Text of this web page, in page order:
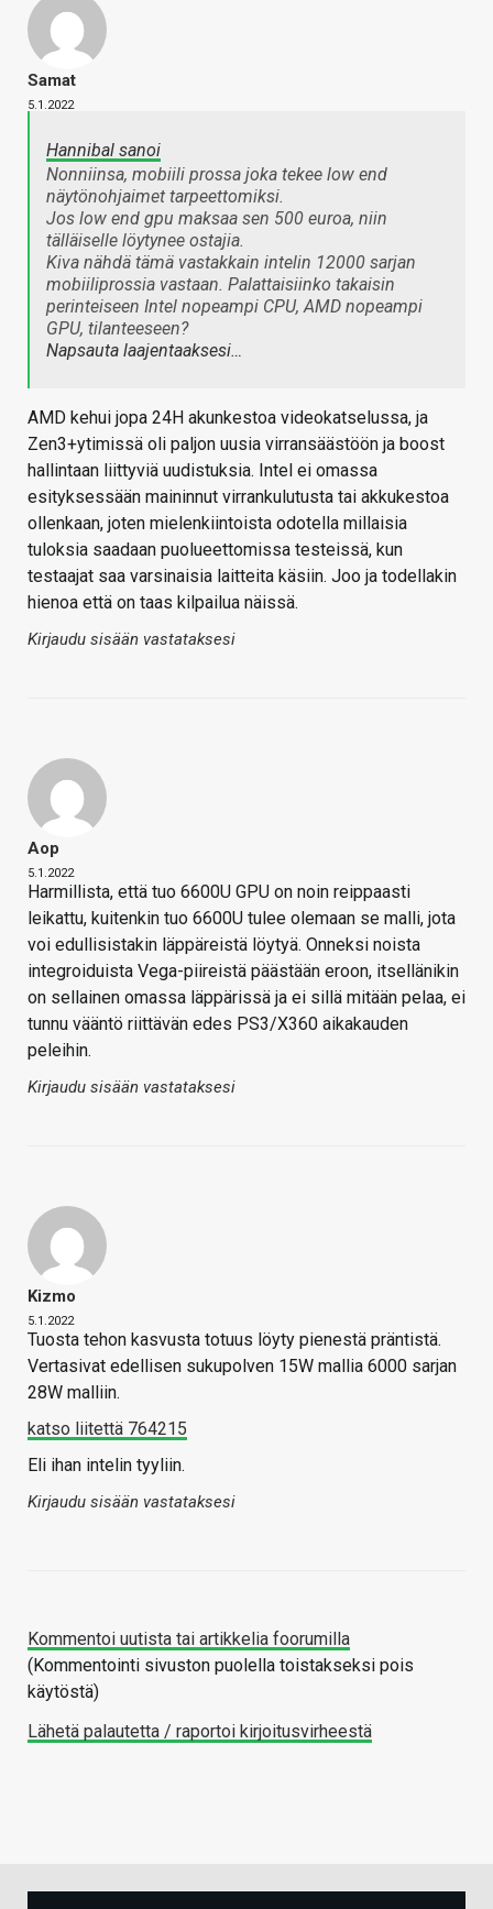
Samat
5.1.2022
Hannibal sanoi
Nonniinsa, mobiili prossa joka tekee low end
näytönohjaimet tarpeettomiksi.
Jos low end gpu maksaa sen 500 euroa, niin
tälläiselle löytynee ostajia.
Kiva nähdä tämä vastakkain intelin 12000 sarjan
mobiiliprossia vastaan. Palattaisiinko takaisin
perinteiseen Intel nopeampi CPU, AMD nopeampi
GPU, tilanteeseen?
Napsauta laajentaaksesi…
AMD kehui jopa 24H akunkestoa videokatselussa, ja
Zen3+ytimissä oli paljon uusia virransäästöön ja boost
hallintaan liittyviä uudistuksia. Intel ei omassa
esityksessään maininnut virrankulutusta tai akkukestoa
ollenkaan, joten mielenkiintoista odotella millaisia
tuloksia saadaan puolueettomissa testeissä, kun
testaajat saa varsinaisia laitteita käsiin. Joo ja todellakin
hienoa että on taas kilpailua näissä.
Kirjaudu sisään vastataksesi
Aop
5.1.2022
Harmillista, että tuo 6600U GPU on noin reippaasti
leikattu, kuitenkin tuo 6600U tulee olemaan se malli, jota
voi edullisistakin läppäreistä löytyä. Onneksi noista
integroiduista Vega-piireistä päästään eroon, itsellänikin
on sellainen omassa läppärissä ja ei sillä mitään pelaa, ei
tunnu vääntö riittävän edes PS3/X360 aikakauden
peleihin.
Kirjaudu sisään vastataksesi
Kizmo
5.1.2022
Tuosta tehon kasvusta totuus löyty pienestä präntistä.
Vertasivat edellisen sukupolven 15W mallia 6000 sarjan
28W malliin.
katso liitettä 764215
Eli ihan intelin tyyliin.
Kirjaudu sisään vastataksesi
Kommentoi uutista tai artikkelia foorumilla
(Kommentointi sivuston puolella toistakseksi pois
käytöstä)
Lähetä palautetta / raportoi kirjoitusvirheestä